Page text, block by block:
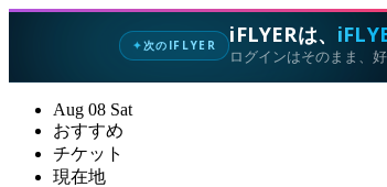
✦次のIFLYER iFLYERは、
ログインはそのまま、
Aug 08 Sat
おすすめ
チケット
現在地